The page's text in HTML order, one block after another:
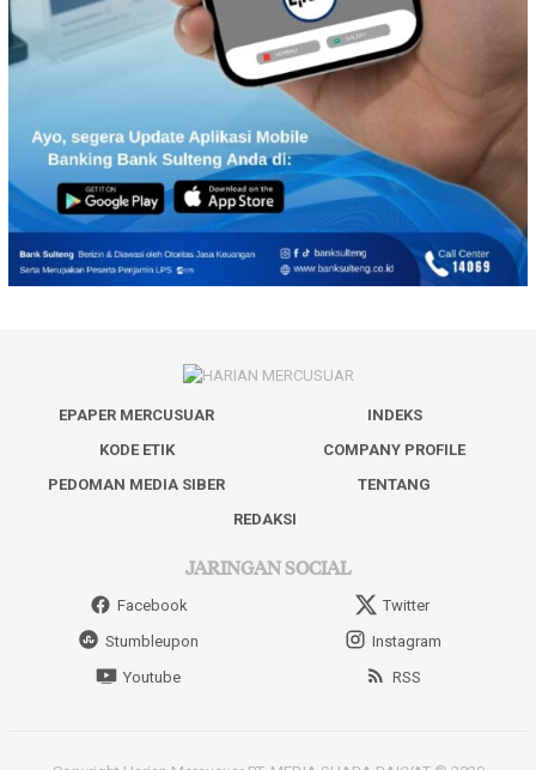
EPAPER MERCUSUAR
INDEKS
KODE ETIK
COMPANY PROFILE
PEDOMAN MEDIA SIBER
TENTANG
REDAKSI
JARINGAN SOCIAL
Facebook
Twitter
Stumbleupon
Instagram
Youtube
RSS